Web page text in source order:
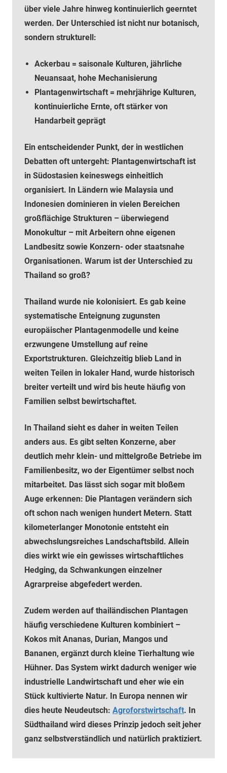
über viele Jahre hinweg kontinuierlich geerntet
werden. Der Unterschied ist nicht nur botanisch,
sondern strukturell:
Ackerbau = saisonale Kulturen, jährliche
Neuansaat, hohe Mechanisierung
Plantagenwirtschaft = mehrjährige Kulturen,
kontinuierliche Ernte, oft stärker von
Handarbeit geprägt
Ein entscheidender Punkt, der in westlichen
Debatten oft untergeht: Plantagenwirtschaft ist
in Südostasien keineswegs einheitlich
organisiert. In Ländern wie Malaysia und
Indonesien dominieren in vielen Bereichen
großflächige Strukturen – überwiegend
Monokultur – mit Arbeitern ohne eigenen
Landbesitz sowie Konzern- oder staatsnahe
Organisationen. Warum ist der Unterschied zu
Thailand so groß?
Thailand wurde nie kolonisiert. Es gab keine
systematische Enteignung zugunsten
europäischer Plantagenmodelle und keine
erzwungene Umstellung auf reine
Exportstrukturen. Gleichzeitig blieb Land in
weiten Teilen in lokaler Hand, wurde historisch
breiter verteilt und wird bis heute häufig von
Familien selbst bewirtschaftet.
In Thailand sieht es daher in weiten Teilen
anders aus. Es gibt selten Konzerne, aber
deutlich mehr klein- und mittelgroße Betriebe im
Familienbesitz, wo der Eigentümer selbst noch
mitarbeitet. Das lässt sich sogar mit bloßem
Auge erkennen: Die Plantagen verändern sich
oft schon nach wenigen hundert Metern. Statt
kilometerlanger Monotonie entsteht ein
abwechslungsreiches Landschaftsbild. Allein
dies wirkt wie ein gewisses wirtschaftliches
Hedging, da Schwankungen einzelner
Agrarpreise abgefedert werden.
Zudem werden auf thailändischen Plantagen
häufig verschiedene Kulturen kombiniert –
Kokos mit Ananas, Durian, Mangos und
Bananen, ergänzt durch kleine Tierhaltung wie
Hühner. Das System wirkt dadurch weniger wie
industrielle Landwirtschaft und eher wie ein
Stück kultivierte Natur. In Europa nennen wir
dies heute Neudeutsch: Agroforstwirtschaft. In
Südthailand wird dieses Prinzip jedoch seit jeher
ganz selbstverständlich und natürlich praktiziert.